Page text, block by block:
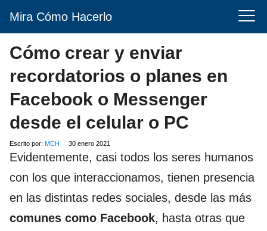
Mira Cómo Hacerlo
Cómo crear y enviar
recordatorios o planes en
Facebook o Messenger
desde el celular o PC
Escrito por: MCH 30 enero 2021
Evidentemente, casi todos los seres humanos
con los que interaccionamos, tienen presencia
en las distintas redes sociales, desde las más
comunes como Facebook, hasta otras que